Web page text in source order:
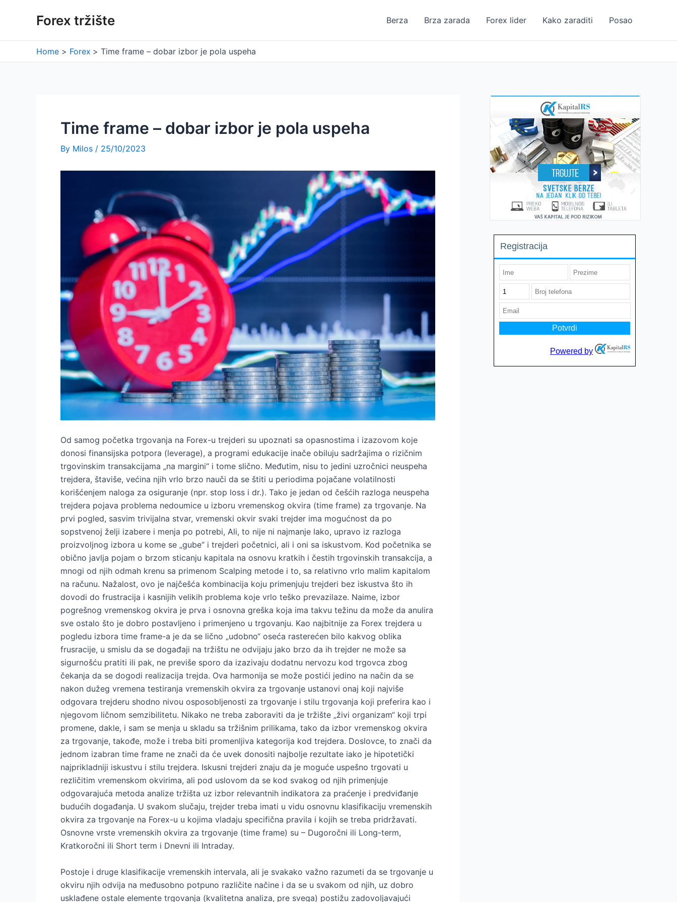
Forex tržište Berza Brza zarada Forex lider Kako zaraditi Posao
Home Forex Time frame – dobar izbor je pola uspeha
Time frame – dobar izbor je pola uspeha
By Milos / 25/10/2023
Od samog početka trgovanja na Forex-u trejderi su upoznati sa opasnostima i izazovom koje
donosi finansijska potpora (leverage), a programi edukacije inače obiluju sadržajima o rizičnim
trgovinskim transakcijama „na margini“ i tome slično. Međutim, nisu to jedini uzročnici neuspeha
trejdera, štaviše, većina njih vrlo brzo nauči da se štiti u periodima pojačane volatilnosti
korišćenjem naloga za osiguranje (npr. stop loss i dr.). Tako je jedan od češćih razloga neuspeha
trejdera pojava problema nedoumice u izboru vremenskog okvira (time frame) za trgovanje. Na
prvi pogled, sasvim trivijalna stvar, vremenski okvir svaki trejder ima mogućnost da po
sopstvenoj želji izabere i menja po potrebi, Ali, to nije ni najmanje lako, upravo iz razloga
proizvoljnog izbora u kome se „gube“ i trejderi početnici, ali i oni sa iskustvom. Kod početnika se
obično javlja pojam o brzom sticanju kapitala na osnovu kratkih i čestih trgovinskih transakcija, a
mnogi od njih odmah krenu sa primenom Scalping metode i to, sa relativno vrlo malim kapitalom
na računu. Nažalost, ovo je najčešća kombinacija koju primenjuju trejderi bez iskustva što ih
dovodi do frustracija i kasnijih velikih problema koje vrlo teško prevazilaze. Naime, izbor
pogrešnog vremenskog okvira je prva i osnovna greška koja ima takvu težinu da može da anulira
sve ostalo što je dobro postavljeno i primenjeno u trgovanju. Kao najbitnije za Forex trejdera u
pogledu izbora time frame-a je da se lično „udobno“ oseća rasterećen bilo kakvog oblika
frusracije, u smislu da se događaji na tržištu ne odvijaju jako brzo da ih trejder ne može sa
sigurnošću pratiti ili pak, ne previše sporo da izazivaju dodatnu nervozu kod trgovca zbog
čekanja da se dogodi realizacija trejda. Ova harmonija se može postići jedino na način da se
nakon dužeg vremena testiranja vremenskih okvira za trgovanje ustanovi onaj koji najviše
odgovara trejderu shodno nivou osposobljenosti za trgovanje i stilu trgovanja koji preferira kao i
njegovom ličnom semzibilitetu. Nikako ne treba zaboraviti da je tržište „živi organizam“ koji trpi
promene, dakle, i sam se menja u skladu sa tržišnim prilikama, tako da izbor vremenskog okvira
za trgovanje, takođe, može i treba biti promenljiva kategorija kod trejdera. Doslovce, to znači da
jednom izabran time frame ne znači da će uvek donositi najbolje rezultate iako je hipotetički
najprikladniji iskustvu i stilu trejdera. Iskusni trejderi znaju da je moguće uspešno trgovati u
rezličitim vremenskom okvirima, ali pod uslovom da se kod svakog od njih primenjuje
odgovarajuća metoda analize tržišta uz izbor relevantnih indikatora za praćenje i predviđanje
budućih događanja. U svakom slučaju, trejder treba imati u vidu osnovnu klasifikaciju vremenskih
okvira za trgovanje na Forex-u u kojima vladaju specifična pravila i kojih se treba pridržavati.
Osnovne vrste vremenskih okvira za trgovanje (time frame) su – Dugoročni ili Long-term,
Kratkoročni ili Short term i Dnevni ili Intraday.
Postoje i druge klasifikacije vremenskih intervala, ali je svakako važno razumeti da se trgovanje u
okviru njih odvija na međusobno potpuno različite načine i da se u svakom od njih, uz dobro
usklađene ostale elemente trgovanja (kvalitetna analiza, pre svega) postižu zadovoljavajući